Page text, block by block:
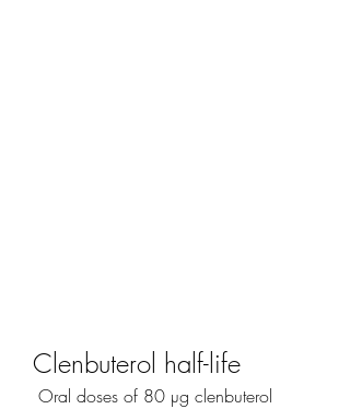
Clenbuterol half-life